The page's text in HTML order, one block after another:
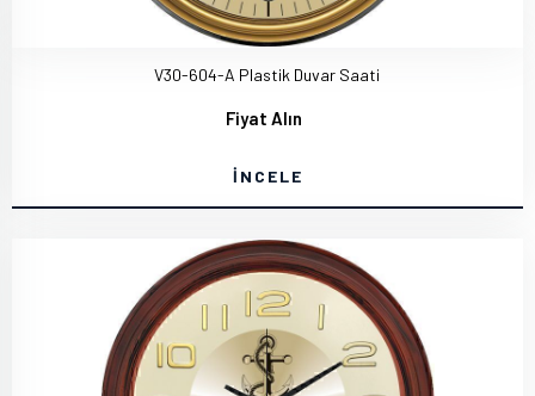
V30-604-A Plastik Duvar Saati
Fiyat Alın
İNCELE